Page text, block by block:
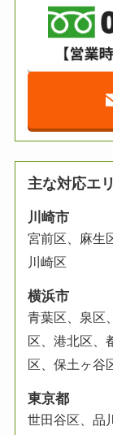
主な対応エ
川崎市
宮前区、麻生
川崎区
横浜市
青葉区、泉区
区、港北区、
区、保土ヶ谷
東京都
世田谷区、品